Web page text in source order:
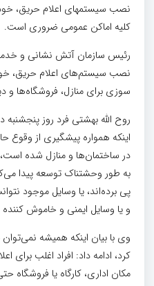
نصب سیستمهای اعلام حریق،
کلیه اماکن عمومی ضروری است.
رئیس سازمان آتش نشانی و
نصب سیستم‌های اعلام حریق،
سوزی برای منازل، فروشگاه‌ها
روح الله بهشتی فرد روز پنجشنبه
اینکه همواره پیشگیری از وقوع
در ساختمان‌ها و منازل شده
به طور وحشتناک توسعه پیدا
پی برده‌اند، یا وسایل موجود
و یا وسایل ایمنی و خاموش کننده
وی با بیان اینکه همیشه
کرد، ادامه داد: افراد اغلب
مکان اداری، کارگاه یا